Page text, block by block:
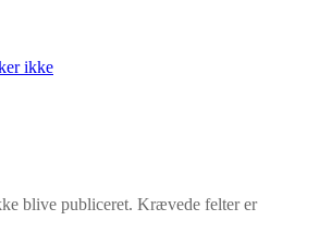
ikke
blive publiceret. Krævede felter er